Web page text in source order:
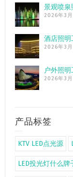
景观喷泉
2026年3
酒店照明
2026年3
户外照
2026年3
产品标签
KTV LED点光源
LED投光灯什么牌